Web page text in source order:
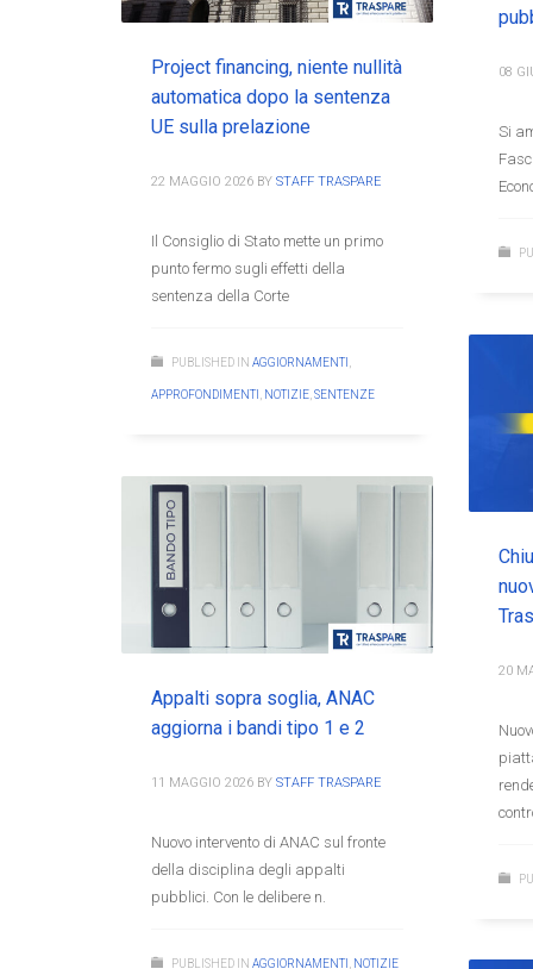
08
Si
Project financing, niente nullità
automatica dopo la sentenza
UE sulla prelazione
22 MAGGIO 2026 BY STAFF TRASPARE
Il Consiglio di Stato mette un primo
punto fermo sugli effetti della
sentenza della Corte
PUBLISHED IN AGGIORNAMENTI
APPROFONDIMENTI NOTIZIE SENTENZE
20
Appalti sopra soglia, ANAC
aggiorna i bandi tipo 1 e 2
11 MAGGIO 2026 BY STAFF TRASPARE
Nuovo intervento di ANAC sul fronte
della disciplina degli appalti
pubblici. Con le delibere n.
PUBLISHED IN AGGIORNAMENTI NOTIZIE